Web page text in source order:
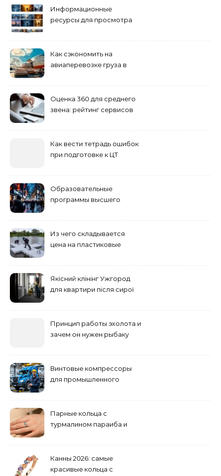
Информационные
ресурсы для просмотра
Как сэкономить на
авиаперевозке груза в
Оценка 360 для среднего
звена: рейтинг сервисов
Как вести тетрадь ошибок
при подготовке к ЦТ
Образовательные
программы высшего
Из чего складывается
цена на пластиковые
Якісний клінінг Ужгород
для квартири після сирої
Принцип работы эхолота и
зачем он нужен рыбаку
Винтовые компрессоры
для промышленного
Парные кольца с
турмалином параиба и
Канны 2026: самые
красивые кольца с